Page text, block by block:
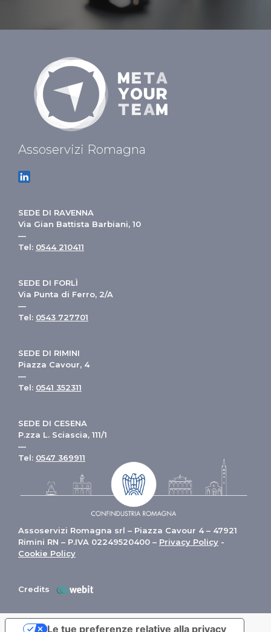
Assoservizi Romagna
SEDE DI RAVENNA
Via Gian Battista Barbiani, 10
—
Tel: 0544 210411
SEDE DI FORLÌ
Via Punta di Ferro, 2/A
—
Tel: 0543 727701
SEDE DI RIMINI
Piazza Cavour, 4
—
Tel: 0541 352311
SEDE DI CESENA
P.zza L. Sciascia, 111/1
—
Tel: 0547 369911
Assoservizi Romagna srl – Piazza Cavour 4 – 47921
Rimini RN – P.IVA 02249520400 – Privacy Policy -
Cookie Policy
Credits
Le tue preferenze relative alla privacy